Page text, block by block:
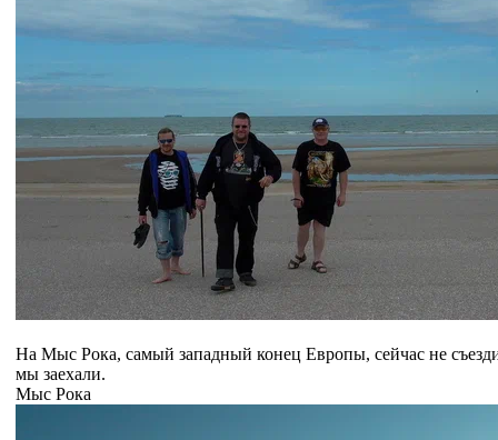
На Мыс Рока, самый западный конец Европы, сейчас не
мы заехали.
Мыс Рока